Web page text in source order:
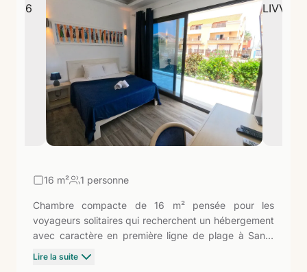
d'entrée vers une destination qui combine la
proximité de l'Afrique, l'héritage portugais et le
rythme apaisé de l'Atlantique.
16 m² 1 personne
Chambre compacte de 16 m² pensée pour les
voyageurs solitaires qui recherchent un hébergement
avec caractère en première ligne de plage à Santa
Lire la suite